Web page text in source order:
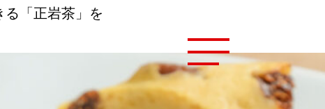
る「正岩茶」を